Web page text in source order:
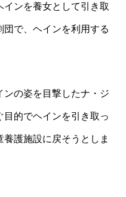
ンを養女として引き取
団で、ヘインを利用する
ンの姿を目撃したナ・ジ
目的でヘインを引き取っ
護施設に戻そうとしま